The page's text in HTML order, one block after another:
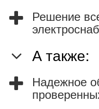
Решение
А также:
Надежное